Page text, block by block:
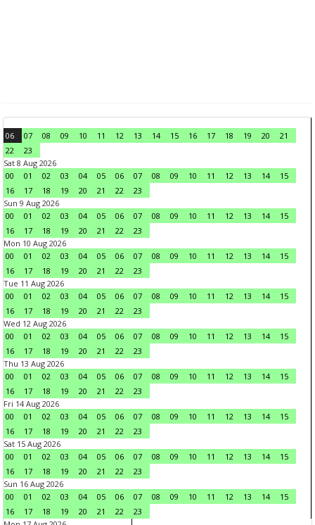
06 07 08 09 10 11 12 13 14 15 16 17 18 19 20
21
22
23
Sat 8 Aug 2026
00
01 02 03 04 05 06 07 08 09 10 11 12 13 14
15
16
17 18 19 20 21 22
23
Sun 9 Aug 2026
00
01 02 03 04 05 06 07 08 09 10 11 12 13 14
15
16
17 18 19 20 21 22
23
Mon 10 Aug 2026
00
01 02 03 04 05 06 07 08 09 10 11 12 13 14
15
16
17 18 19 20 21 22
23
Tue 11 Aug 2026
00
01 02 03 04 05 06 07 08 09 10 11 12 13 14
15
16
17 18 19 20 21 22
23
Wed 12 Aug 2026
00
01 02 03 04 05 06 07 08 09 10 11 12 13 14
15
16
17 18 19 20 21 22
23
Thu 13 Aug 2026
00
01 02 03 04 05 06 07 08 09 10 11 12 13 14
15
16
17 18 19 20 21 22
23
Fri 14 Aug 2026
00
01 02 03 04 05 06 07 08 09 10 11 12 13 14
15
16
17 18 19 20 21 22
23
Sat 15 Aug 2026
00
01 02 03 04 05 06 07 08 09 10 11 12 13 14
15
16
17 18 19 20 21 22
23
Sun 16 Aug 2026
00
01 02 03 04 05 06 07 08 09 10 11 12 13 14
15
16
17 18 19 20 21 22
23